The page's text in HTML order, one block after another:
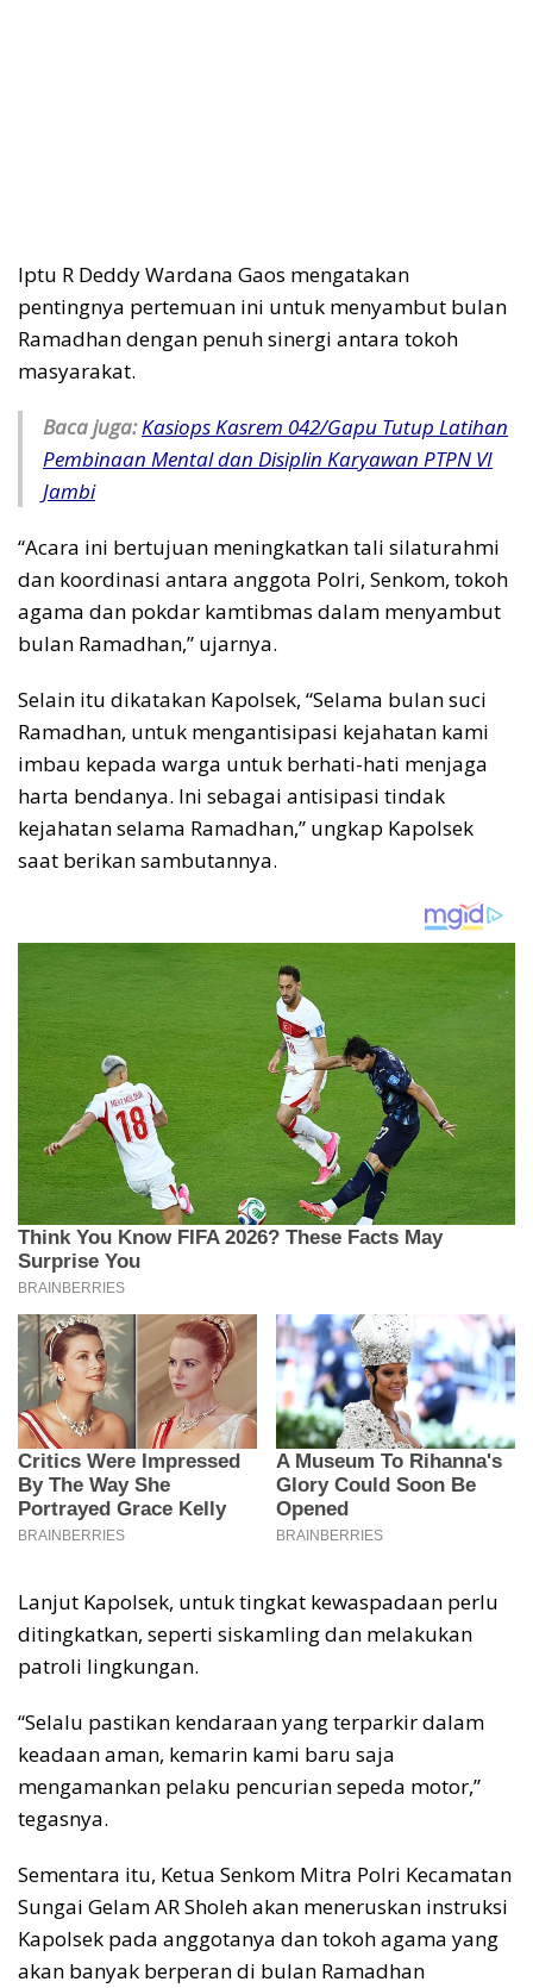
Iptu R Deddy Wardana Gaos mengatakan
pentingnya pertemuan ini untuk menyambut bulan
Ramadhan dengan penuh sinergi antara tokoh
masyarakat.
Baca juga:Kasiops Kasrem 042/Gapu Tutup Latihan
Pembinaan Mental dan Disiplin Karyawan PTPN VI
Jambi
“Acara ini bertujuan meningkatkan tali silaturahmi
dan koordinasi antara anggota Polri, Senkom, tokoh
agama dan pokdar kamtibmas dalam menyambut
bulan Ramadhan,” ujarnya.
Selain itu dikatakan Kapolsek, “Selama bulan suci
Ramadhan, untuk mengantisipasi kejahatan kami
imbau kepada warga untuk berhati-hati menjaga
harta bendanya. Ini sebagai antisipasi tindak
kejahatan selama Ramadhan,” ungkap Kapolsek
saat berikan sambutannya.
Lanjut Kapolsek, untuk tingkat kewaspadaan perlu
ditingkatkan, seperti siskamling dan melakukan
patroli lingkungan.
“Selalu pastikan kendaraan yang terparkir dalam
keadaan aman, kemarin kami baru saja
mengamankan pelaku pencurian sepeda motor,”
tegasnya.
Sementara itu, Ketua Senkom Mitra Polri Kecamatan
Sungai Gelam AR Sholeh akan meneruskan instruksi
Kapolsek pada anggotanya dan tokoh agama yang
akan banyak berperan di bulan Ramadhan